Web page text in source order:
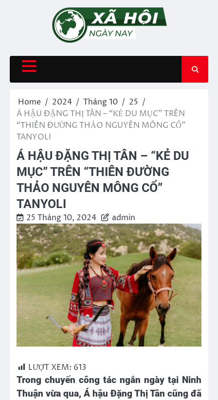
Home 2024 Tháng 10
25
Á HẬU ĐẶNG THỊ TÂN – “KẺ DU MỤC” TRÊN
“THIÊN ĐƯỜNG THẢO NGUYÊN MÔNG CỔ”
TANYOLI
Á HẬU ĐẶNG THỊ TÂN – “KẺ DU
MỤC” TRÊN “THIÊN ĐƯỜNG
THẢO NGUYÊN MÔNG CỔ”
TANYOLI
25 Tháng 10, 2024 admin
LƯỢT XEM: 613
Trong chuyến công tác ngắn ngày tại Ninh
Thuận vừa qua, Á hậu Đặng Thị Tân cũng đã